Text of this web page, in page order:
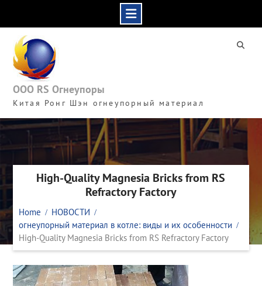
content
ООО RS Огнеупоры
Китая Ронг Шэн огнеупорный материал
High-Quality Magnesia Bricks from RS
Refractory Factory
Home
НОВОСТИ
огнеупорный материал в котле: виды и их особенности
High-Quality Magnesia Bricks from RS Refractory Factory